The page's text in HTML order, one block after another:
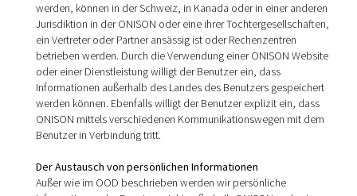
werden, können in der Schweiz, in Kanada oder in einer anderen
Jurisdiktion in der ONISON oder eine ihrer Tochtergesellschaften,
ein Vertreter oder Partner ansässig ist oder Rechenzentren
betrieben werden. Durch die Verwendung einer ONISON Website
oder einer Dienstleistung willigt der Benutzer ein, dass
Informationen außerhalb des Landes des Benutzers gespeichert
werden können. Ebenfalls willigt der Benutzer explizit ein, dass
ONISON mittels verschiedenen Kommunikationswegen mit dem
Benutzer in Verbindung tritt.
Der Austausch von persönlichen Informationen
Außer wie im OOD beschrieben werden wir persönliche